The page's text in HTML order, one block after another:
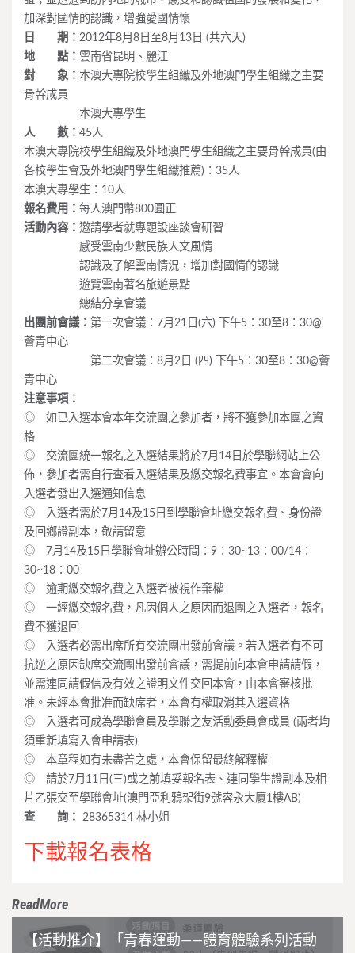
加深對國情的認識，增強愛國情懷
日 期： 2012年8月8日至8月13日 (共六天)
地 點： 雲南省昆明、麗江
對 象： 本澳大專院校學生組織及外地澳門學生組織之主要
骨幹成員
本澳大專學生
人 數： 45人
本澳大專院校學生組織及外地澳門學生組織之主要骨幹成員(由
各校學生會及外地澳門學生組織推薦)：35人
本澳大專學生：10人
報名費用： 每人澳門幣800圓正
活動內容： 邀請學者就專題設座談會研習
感受雲南少數民族人文風情
認識及了解雲南情況，增加對國情的認識
遊覽雲南著名旅遊景點
總結分享會議
出團前會議： 第一次會議：7月21日(六) 下午5：30至8：30@
薈青中心
第二次會議：8月2日 (四) 下午5：30至8：30@薈
青中心
注意事項：
◎ 如已入選本會本年交流團之參加者，將不獲參加本團之資
格
◎ 交流團統一報名之入選結果將於7月14日於學聯網站上公
佈，參加者需自行查看入選結果及繳交報名費事宜。本會會向
入選者發出入選通知信息
◎ 入選者需於7月14及15日到學聯會址繳交報名費、身份證
及回鄉證副本，敬請留意
◎ 7月14及15日學聯會址辦公時間：9：30~13：00/14：
30~18：00
◎ 逾期繳交報名費之入選者被視作棄權
◎ 一經繳交報名費，凡因個人之原因而退團之入選者，報名
費不獲退回
◎ 入選者必需出席所有交流團出發前會議。若入選者有不可
抗逆之原因缺席交流團出發前會議，需提前向本會申請請假，
並需連同請假信及有效之證明文件交回本會，由本會審核批
准。未經本會批准而缺席者，本會有權取消其入選資格
◎ 入選者可成為學聯會員及學聯之友活動委員會成員 (兩者均
須重新填寫入會申請表)
◎ 本章程如有未盡善之處，本會保留最終解釋權
◎ 請於7月11日(三)或之前填妥報名表、連同學生證副本及相
片乙張交至學聯會址(澳門亞利鴉架街9號容永大廈1樓AB)
查 詢：
28365314 林小姐
下載報名表格
ReadMore
【活動推介】「青春運動——體育體驗系列活動